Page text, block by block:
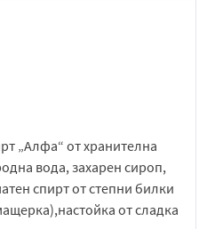
„Алфа“ от хранителна
вода, захарен сироп,
спирт от степни билки
от сладка